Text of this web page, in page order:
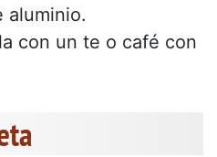
aluminio.
con un te o café con